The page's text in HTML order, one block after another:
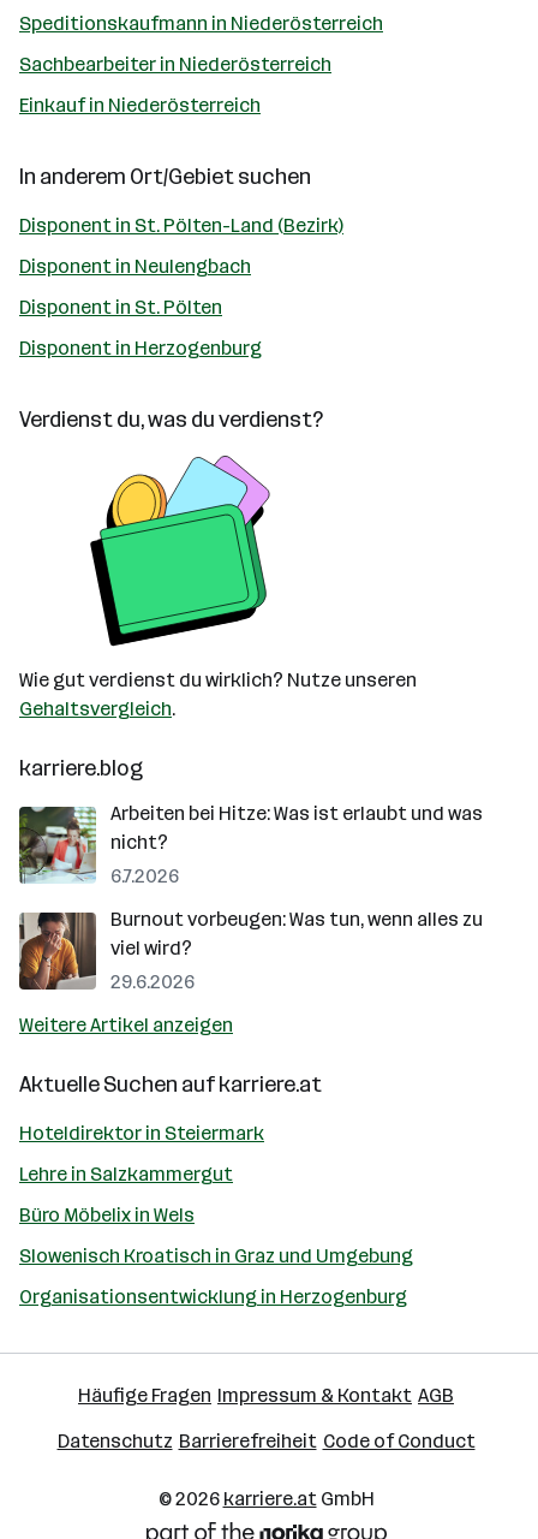
Speditionskaufmann in Niederösterreich
Sachbearbeiter in Niederösterreich
Einkauf in Niederösterreich
In anderem Ort/Gebiet suchen
Disponent in St. Pölten-Land (Bezirk)
Disponent in Neulengbach
Disponent in St. Pölten
Disponent in Herzogenburg
Verdienst du, was du verdienst?
Wie gut verdienst du wirklich? Nutze unseren
Gehaltsvergleich.
karriere.blog
Arbeiten bei Hitze: Was ist erlaubt und was
nicht?
6.7.2026
Burnout vorbeugen: Was tun, wenn alles zu
viel wird?
29.6.2026
Weitere Artikel anzeigen
Aktuelle Suchen aufkarriere.at
Hoteldirektor in Steiermark
Lehre in Salzkammergut
Büro Möbelix in Wels
Slowenisch Kroatisch in Graz und Umgebung
Organisationsentwicklung in Herzogenburg
Häufige Fragen Impressum & Kontakt AGB
Datenschutz Barrierefreiheit Code of Conduct
© 2026 karriere.atGmbH